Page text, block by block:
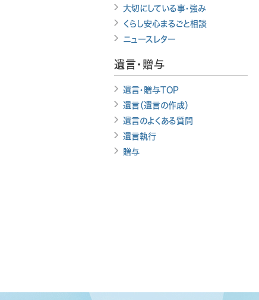
大切にしている事・強み
くらし安心まるごと相談
ニュースレター
遺言・贈与
遺言・贈与TOP
遺言（遺言の作成）
遺言のよくある質問
遺言執行
贈与